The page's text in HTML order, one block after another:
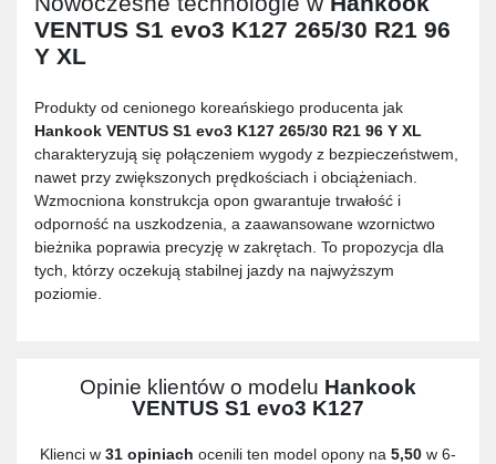
VENTUS S1 evo3 K127 265/30 R21 96
Y XL
Produkty od cenionego koreańskiego producenta jak
Hankook VENTUS S1 evo3 K127 265/30 R21 96 Y XL
charakteryzują się połączeniem wygody z bezpieczeństwem,
nawet przy zwiększonych prędkościach i obciążeniach.
Wzmocniona konstrukcja opon gwarantuje trwałość i
odporność na uszkodzenia, a zaawansowane wzornictwo
bieżnika poprawia precyzję w zakrętach. To propozycja dla
tych, którzy oczekują stabilnej jazdy na najwyższym
poziomie.
Opinie klientów o modelu Hankook
VENTUS S1 evo3 K127
Klienci w 31 opiniach ocenili ten model opony na 5,50 w 6-